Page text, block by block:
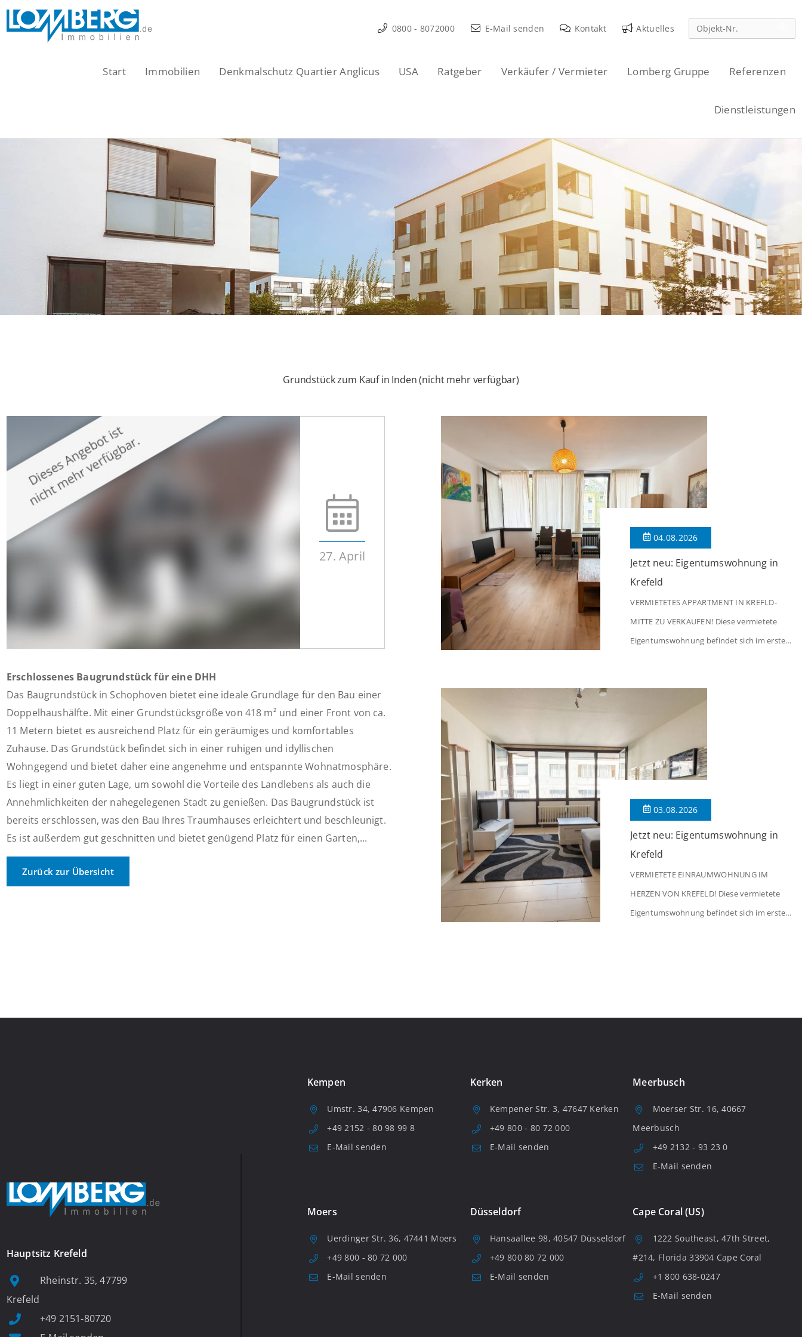
Zum
Inhalt
0800 - 8072000 E-Mail senden Kontakt Aktuelles
Start Immobilien Denkmalschutz Quartier Anglicus USA Ratgeber Verkäufer / Vermieter Lomberg Gruppe Referenzen
Dienstleistungen
Grundstück zum Kauf in Inden (nicht mehr verfügbar)
27. April
Erschlossenes Baugrundstück für eine DHH
Das Baugrundstück in Schophoven bietet eine ideale Grundlage für den Bau einer
Doppelhaushälfte. Mit einer Grundstücksgröße von 418 m² und einer Front von ca.
11 Metern bietet es ausreichend Platz für ein geräumiges und komfortables
Zuhause. Das Grundstück befindet sich in einer ruhigen und idyllischen
Wohngegend und bietet daher eine angenehme und entspannte Wohnatmosphäre.
Es liegt in einer guten Lage, um sowohl die Vorteile des Landlebens als auch die
Annehmlichkeiten der nahegelegenen Stadt zu genießen. Das Baugrundstück ist
bereits erschlossen, was den Bau Ihres Traumhauses erleichtert und beschleunigt.
Es ist außerdem gut geschnitten und bietet genügend Platz für einen Garten,...
Zurück zur Übersicht
04.08.2026
Jetzt neu: Eigentumswohnung in
Krefeld
VERMIETETES APPARTMENT IN KREFLD-
MITTE ZU VERKAUFEN! Diese vermietete
Eigentumswohnung befindet sich im ersten
über 34 m² Wohnfläche., welche sich wie
folgt aufteilen: Beim Betreten der Wohnung
befinden Sie sich in einer praktischen Diele,
welche ausreichend Platz für eine […]
03.08.2026
Jetzt neu: Eigentumswohnung in
Krefeld
VERMIETETE EINRAUMWOHNUNG IM
HERZEN VON KREFELD! Diese vermietete
Eigentumswohnung befindet sich im ersten
Hauptsitz Krefeld
Rheinstr. 35, 47799
Krefeld
+49 2151-80720
Kempen
Umstr. 34, 47906 Kempen
+49 2152 - 80 98 99 8
E-Mail senden
Kerken
Kempener Str. 3, 47647 Kerken
+49 800 - 80 72 000
E-Mail senden
Meerbusch
Moerser Str. 16, 40667
Meerbusch
+49 2132 - 93 23 0
E-Mail senden
Moers
Uerdinger Str. 36, 47441 Moers
+49 800 - 80 72 000
E-Mail senden
Düsseldorf
Hansaallee 98, 40547 Düsseldorf
+49 800 80 72 000
E-Mail senden
Cape Coral (US)
1222 Southeast, 47th Street,
#214, Florida 33904 Cape Coral
+1 800 638-0247
E-Mail senden